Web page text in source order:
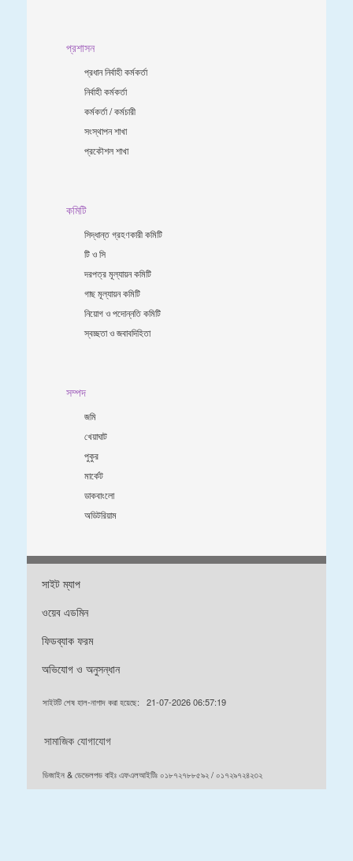
প্রশাসন
প্রধান নির্বাহী কর্মকর্তা
নির্বাহী কর্মকর্তা
কর্মকর্তা / কর্মচারী
সংস্থাপন শাখা
প্রকৌশল শাখা
কমিটি
সিদ্ধান্ত গ্রহণকারী কমিটি
টি ও সি
দরপত্র মূল্যায়ন কমিটি
গাছ মূল্যায়ন কমিটি
নিয়োগ ও পদোন্নতি কমিটি
স্বচ্ছতা ও জবাবদিহিতা
সম্পদ
জমি
খেয়াঘাট
পুকুর
মার্কেট
ডাকবাংলো
অডিটরিয়াম
সাইট ম্যাপ
ওয়েব এডমিন
ফিডব্যাক ফরম
অভিযোগ ও অনুসন্ধান
সাইটটি শেষ হাল-নাগাদ করা হয়েছে: 21-07-2026 06:57:19
সামাজিক যোগাযোগ
ডিজাইন & ডেভেলপড বাইঃ এফএলআইটিঃ ০১৮৭২৭৮৮৫৯২ / ০১৭২৯৭২৪২৩২